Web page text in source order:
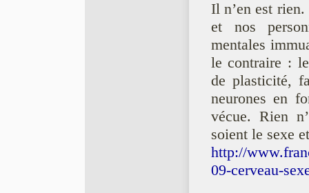
Il n’en est
et nos
mentales
le contraire :
de plasticité,
neurones en
vécue. Rien
soient le sexe
http://
09-cerveau-